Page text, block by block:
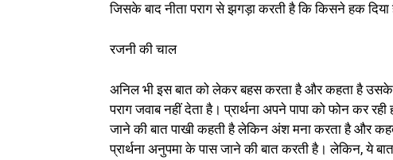
जिसके बाद नीता पराग से झगड़ा करती है कि किसने हक
रजनी की चाल
अनिल भी इस बात को लेकर बहस करता है और कहता है उसके
पराग जवाब नहीं देता है। प्रार्थना अपने पापा को फोन कर
जाने की बात पाखी कहती है लेकिन अंश मना करता है और
प्रार्थना अनुपमा के पास जाने की बात करती है। लेकिन, ये